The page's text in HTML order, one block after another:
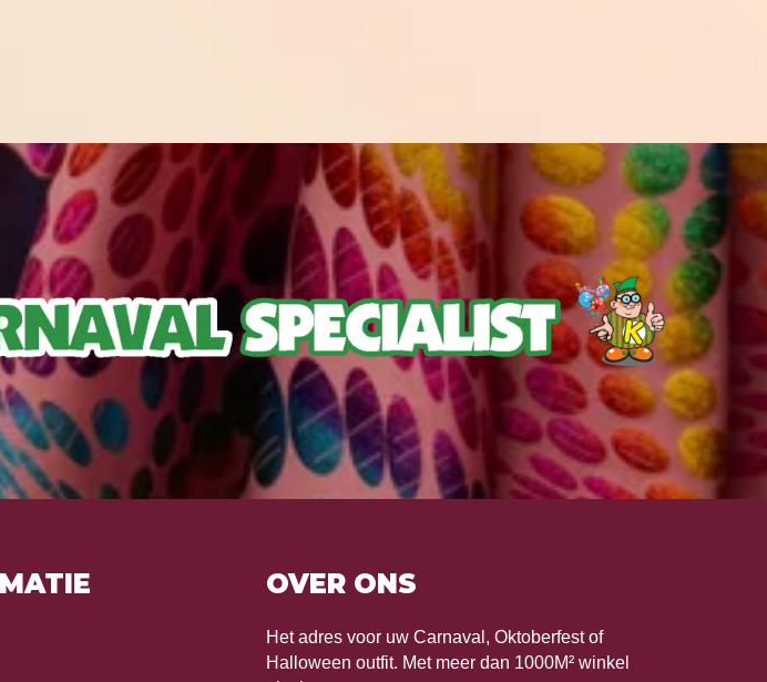
OVER ONS
Het adres voor uw Carnaval, Oktoberfest of
Halloween outfit. Met meer dan 1000M² winkel